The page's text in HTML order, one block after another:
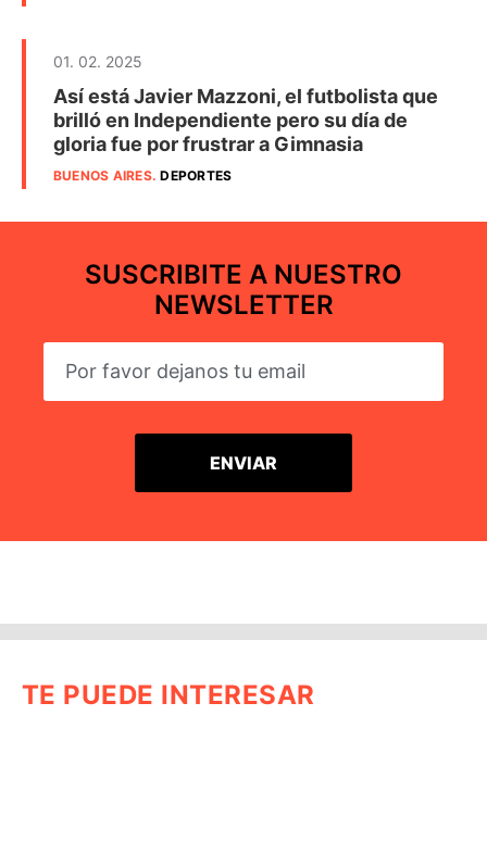
01. 02. 2025
Así está Javier Mazzoni, el futbolista que
brilló en Independiente pero su día de
gloria fue por frustrar a Gimnasia
BUENOS AIRES.DEPORTES
SUSCRIBITE A NUESTRO
NEWSLETTER
TE PUEDE INTERESAR